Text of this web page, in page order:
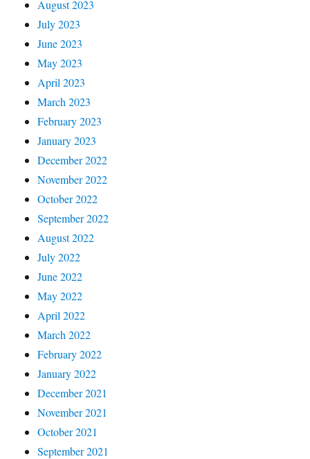
August 2023
July 2023
June 2023
May 2023
April 2023
March 2023
February 2023
January 2023
December 2022
November 2022
October 2022
September 2022
August 2022
July 2022
June 2022
May 2022
April 2022
March 2022
February 2022
January 2022
December 2021
November 2021
October 2021
September 2021